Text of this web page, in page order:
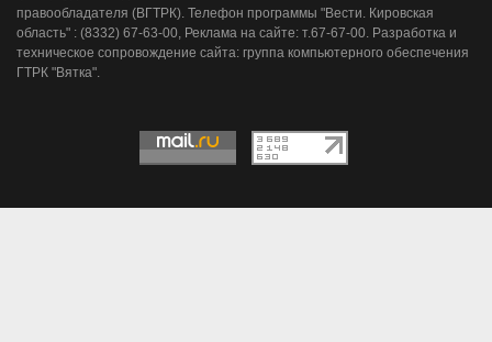
правообладателя (ВГТРК). Телефон программы "Вести. Кировская
область" : (8332) 67-63-00, Реклама на сайте: т.67-67-00. Разработка и
техническое сопровождение сайта: группа компьютерного обеспечения
ГТРК "Вятка".